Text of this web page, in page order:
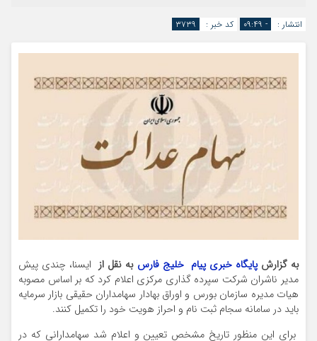
انتشار : - ۰۹:۴۹ کد خبر : ۳۷۳۹
به گزارشپایگاه خبری پیام خلیج فارس به نقل از ایسنا، چندی پیش
مدیر ناشران شرکت سپرده گذاری مرکزی اعلام کرد که بر اساس مصوبه
هیات مدیره سازمان بورس و اوراق بهادار سهامداران حقیقی بازار سرمایه
باید در سامانه سجام ثبت نام و احراز هویت خود را تکمیل کنند.
برای این منظور تاریخ مشخص تعیین و اعلام شد سهامدارانی که در